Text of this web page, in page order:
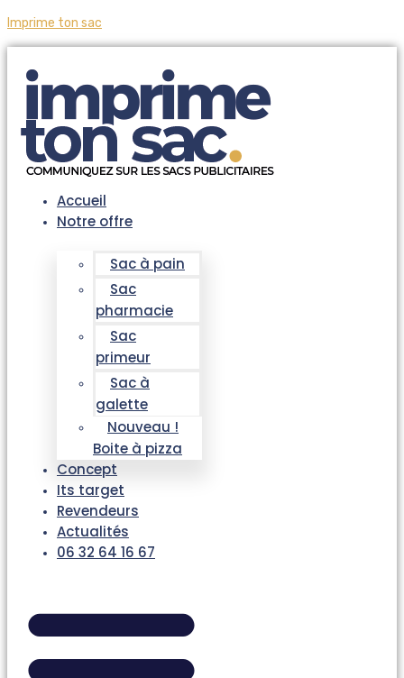
Imprime ton sac
Accueil
Notre offre
Sac à pain
Sac
pharmacie
Sac
primeur
Sac à
galette
Nouveau !
Boite à pizza
Concept
Its target
Revendeurs
Actualités
06 32 64 16 67